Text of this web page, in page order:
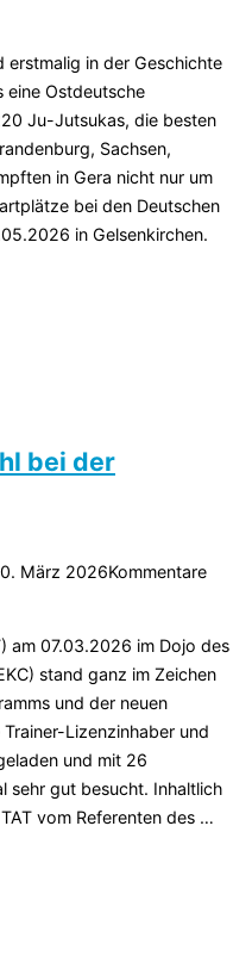
in der Geschichte
eine Ostdeutsche
Ju-Jutsukas, die besten
Sachsen,
in Gera nicht nur um
bei den Deutschen
in Gelsenkirchen.
bei der
März 2026Kommentare
am 07.03.2026 im Dojo des
stand ganz im Zeichen
und der neuen
Lizenzinhaber und
und mit 26
sehr gut besucht. Inhaltlich
vom Referenten des …